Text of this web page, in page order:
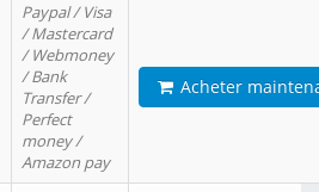
Paypal / Visa
/ Mastercard
/ Webmoney
/ Bank
Transfer /
Perfect
money /
Amazon pay
Acheter